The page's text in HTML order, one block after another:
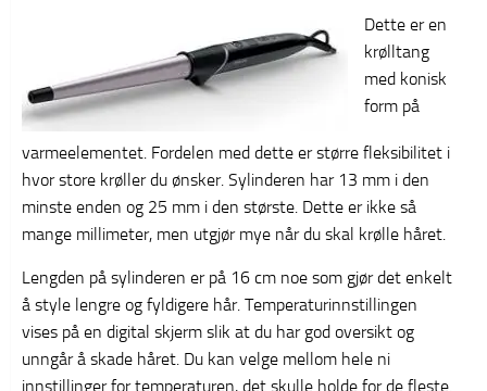
Dette er en
krølltang
med konisk
form på
varmeelementet. Fordelen med dette er større fleksibilitet i
hvor store krøller du ønsker. Sylinderen har 13 mm i den
minste enden og 25 mm i den største. Dette er ikke så
mange millimeter, men utgjør mye når du skal krølle håret.
Lengden på sylinderen er på 16 cm noe som gjør det enkelt
å style lengre og fyldigere hår. Temperaturinnstillingen
vises på en digital skjerm slik at du har god oversikt og
unngår å skade håret. Du kan velge mellom hele ni
innstillinger for temperaturen, det skulle holde for de fleste.